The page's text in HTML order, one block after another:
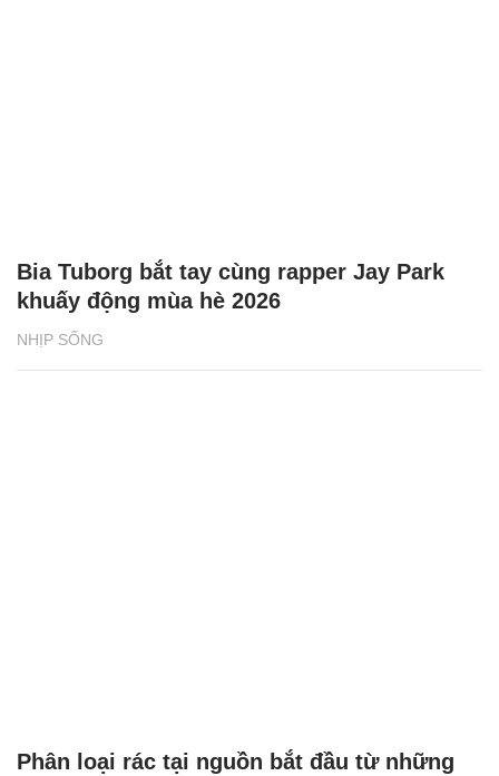
NHỊP SỐNG
Bia Tuborg bắt tay cùng rapper Jay Park
khuấy động mùa hè 2026
Phân loại rác tại nguồn bắt đầu từ những